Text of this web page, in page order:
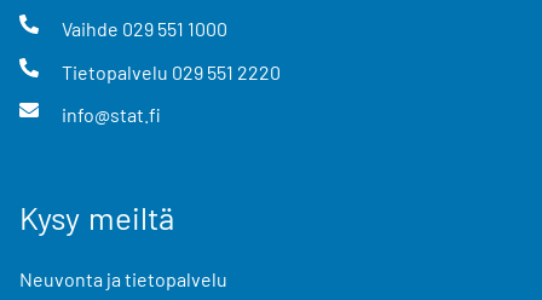
Vaihde 029 551 1000
Tietopalvelu 029 551 2220
info@stat.fi
Kysy meiltä
Neuvonta ja tietopalvelu